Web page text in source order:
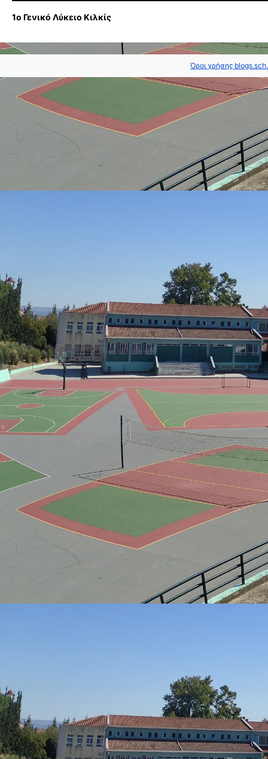
1ο Γενικό Λύκειο Κιλκίς
Όροι χρήσης